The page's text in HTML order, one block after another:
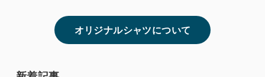
オリジナルシャツについて